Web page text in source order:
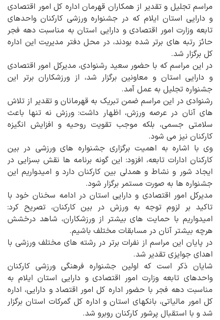
مراسم تجلیل و تقدیر از همکاران قهرمان اداره کل امور اقتصادی
و دارایی استان ایلام که در جشنواره ورزشی کارکنان واحدهای
تابعه وزارت امور اقتصادی و دارایی استان به مناسبت دهه فجر
حائز رتبه های برتر شده بودند، در محل دفتر مدیریت این اداره
کل برگزار شد.
در این مراسم که با حضور سعید رشنوادی، مدیرکل امور اقتصادی
و دارایی استان و معاونین برگزار شد، از ورزشکاران برتر این
جشنواره تجلیل به عمل آمد.
رشنوادی در این مراسم ضمن تبریک به قهرمانان و تقدیر از تلاش
های آنان در عرصه ورزش، اظهار داشت: ورزش نه تنها باعث
سلامتی جسمی، بلکه موجب تقویت روحیه و افزایش انگیزه
کارکنان نیز می شود.
وی با اشاره به اهمیت برگزاری جشنواره های ورزشی در بین
کارکنان ادارات تابعه، افزود: این گونه برنامه ها نقش بسزایی در
ایجاد شور و نشاط و همدلی بین کارکنان دارد و امیدواریم این
جشنواره ها به صورت مستمر برگزار شود.
مدیرکل امور اقتصادی و دارایی استان در ادامه سخنان خود با
تاکید بر لزوم توجه به ورزش در بین کارکنان، تصریح کرد:
امیدواریم با حمایت های بیشتر از ورزشکاران، شاهد درخشش
هرچه بیشتر آنان در مسابقات مختلف باشیم.
در پایان این مراسم از نفرات برتر در رشته های مختلف ورزشی با
اهدای جوایزی تقدیر شد.
شایان ذکر است که اولین جشنواره فرهنگی ورزشی کارکنان
واحدهای تابعه وزارت امور اقتصادی و دارایی استان ایلام به
مناسبت دهه فجر با حضور اداره کل امور اقتصاد و دارایی، اداره
کل امور مالیاتی، بانکهای استان و اداره کل گمرکات استان برگزار
شد و با استقبال پرشور کارکنان روبرو شد.